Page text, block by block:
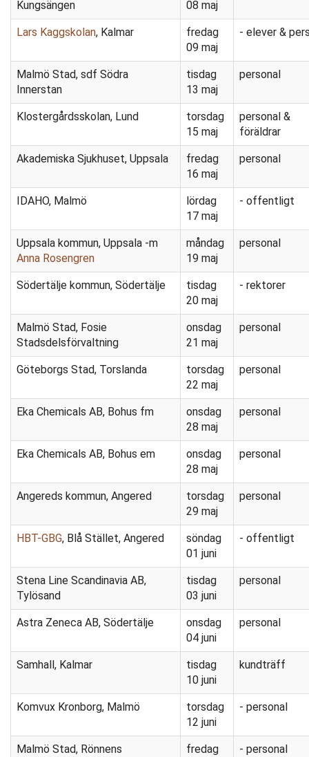
Kungsängen 08 maj
Lars Kaggskolan, Kalmar
fredag
09 maj
- elever &
Malmö Stad, sdf Södra
Innerstan
tisdag
13 maj
personal
Klostergårdsskolan, Lund
torsdag
15 maj
personal &
föräldrar
Akademiska Sjukhuset, Uppsala
fredag
16 maj
personal
IDAHO, Malmö
lördag
17 maj
- offentligt
Uppsala kommun, Uppsala -m
Anna Rosengren
måndag
19 maj
personal
Södertälje kommun, Södertälje
tisdag
20 maj
- rektorer
Malmö Stad, Fosie
Stadsdelsförvaltning
onsdag
21 maj
personal
Göteborgs Stad, Torslanda
torsdag
22 maj
personal
Eka Chemicals AB, Bohus fm
onsdag
28 maj
personal
Eka Chemicals AB, Bohus em
onsdag
28 maj
personal
Angereds kommun, Angered
torsdag
29 maj
personal
HBT-GBG, Blå Stället, Angered
söndag
01 juni
- offentligt
Stena Line Scandinavia AB,
Tylösand
tisdag
03 juni
personal
Astra Zeneca AB, Södertälje
onsdag
04 juni
personal
Samhall, Kalmar
tisdag
10 juni
kundträff
Komvux Kronborg, Malmö
torsdag
12 juni
- personal
Malmö Stad, Rönnens
fredag
- personal